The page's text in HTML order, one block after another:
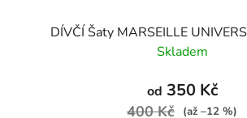
DÍVČÍ Šaty MARSEILLE
Skladem
od 350 Kč
400 Kč (až –12 %)